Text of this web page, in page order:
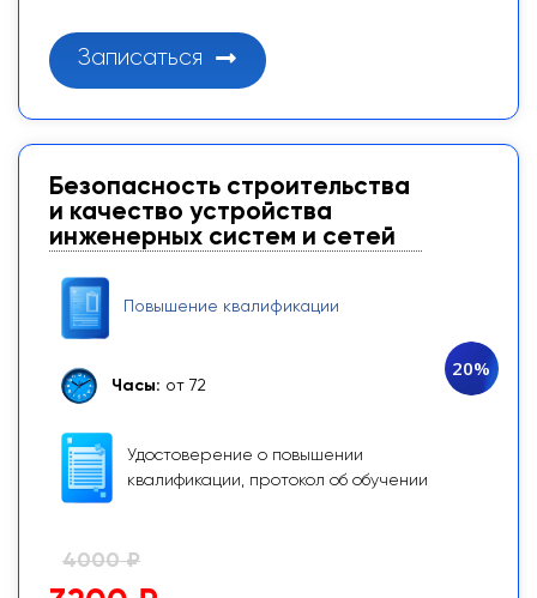
Записаться
Безопасность строительства
и качество устройства
инженерных систем и сетей
Повышение квалификации
Часы: от 72
Удостоверение о повышении
квалификации, протокол об обучении
20%
4000 ₽